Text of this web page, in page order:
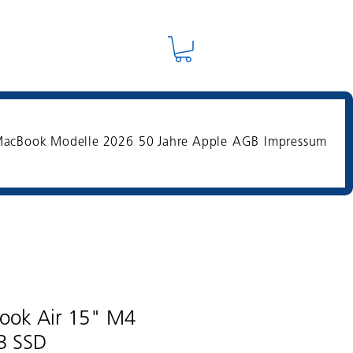
Modelle 2026 50 Jahre Apple AGB Impressum
Air 15" M4
SSD